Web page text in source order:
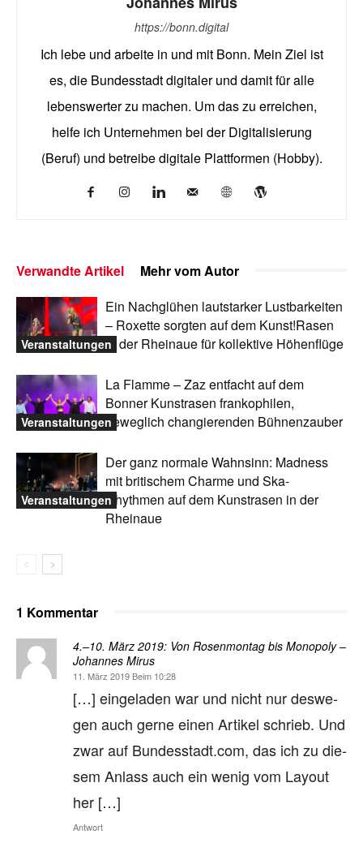
https://bonn.digital
Ich lebe und arbeite in und mit Bonn. Mein Ziel ist
es, die Bundesstadt digitaler und damit für alle
lebenswerter zu machen. Um das zu erreichen,
helfe ich Unternehmen bei der Digitalisierung
(Beruf) und betreibe digitale Plattformen (Hobby).
Verwandte Artikel Mehr vom Autor
Veranstaltungen
Ein Nachglühen lautstarker Lustbarkeiten
– Roxette sorgten auf dem Kunst!Rasen
in der Rheinaue für kollektive Höhenflüge
Veranstaltungen
La Flamme – Zaz entfacht auf dem
Bonner Kunstrasen frankophilen,
beweglich changierenden Bühnenzauber
Veranstaltungen
Der ganz normale Wahnsinn: Madness
mit britischem Charme und Ska-
Rhythmen auf dem Kunstrasen in der
Rheinaue
1 Kommentar
4.–10. März 2019: Von Rosenmontag bis Monopoly –
Johannes Mirus
11. März 2019 Beim 10:28
[…] ein­ge­la­den war und nicht nur des­we­
gen auch ger­ne einen Arti­kel schrieb. Und
zwar auf Bun​des​stadt​.com, das ich zu die­
sem Anlass auch ein wenig vom Lay­out
her […]
Antwort